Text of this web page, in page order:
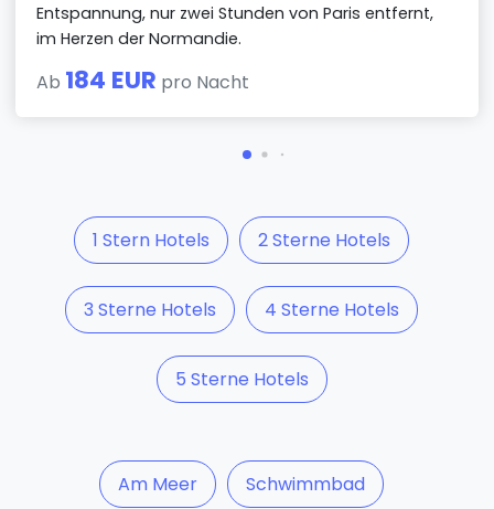
Entspannung, nur zwei Stunden von Paris entfernt,
im Herzen der Normandie.
Ab 184 EUR pro Nacht
1 Stern Hotels 2 Sterne Hotels
3 Sterne Hotels 4 Sterne Hotels
5 Sterne Hotels
Am Meer Schwimmbad